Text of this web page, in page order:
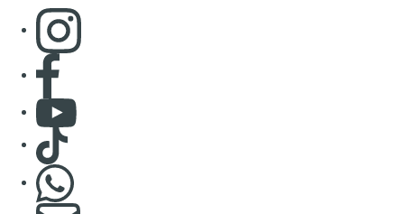
Consulter page Instagram
Consulter page Facebook
Consulter Youtube
Consulter TikTok